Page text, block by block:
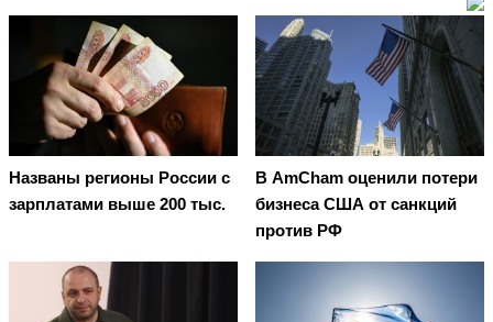
Названы регионы России с
зарплатами выше 200 тыс.
В AmCham оценили потери
бизнеса США от санкций
против РФ